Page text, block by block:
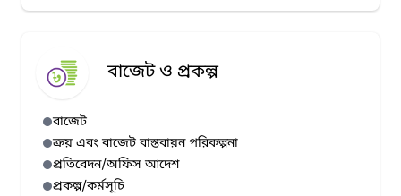
বাজেট ও প্রকল্প
বাজেট
ক্রয় এবং বাজেট বাস্তবায়ন পরিকল্পনা
প্রতিবেদন/অফিস আদেশ
প্রকল্প/কর্মসূচি